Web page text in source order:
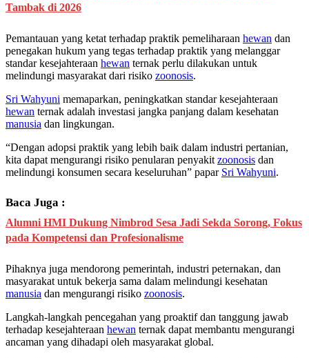
Tambak di 2026
Pemantauan yang ketat terhadap praktik pemeliharaan hewan dan
penegakan hukum yang tegas terhadap praktik yang melanggar
standar kesejahteraan hewan ternak perlu dilakukan untuk
melindungi masyarakat dari risiko zoonosis.
Sri Wahyuni memaparkan, peningkatkan standar kesejahteraan
hewan ternak adalah investasi jangka panjang dalam kesehatan
manusia dan lingkungan.
“Dengan adopsi praktik yang lebih baik dalam industri pertanian,
kita dapat mengurangi risiko penularan penyakit zoonosis dan
melindungi konsumen secara keseluruhan” papar Sri Wahyuni.
Baca Juga :
Alumni HMI Dukung Nimbrod Sesa Jadi Sekda Sorong, Fokus
pada Kompetensi dan Profesionalisme
Pihaknya juga mendorong pemerintah, industri peternakan, dan
masyarakat untuk bekerja sama dalam melindungi kesehatan
manusia dan mengurangi risiko zoonosis.
Langkah-langkah pencegahan yang proaktif dan tanggung jawab
terhadap kesejahteraan hewan ternak dapat membantu mengurangi
ancaman yang dihadapi oleh masyarakat global.